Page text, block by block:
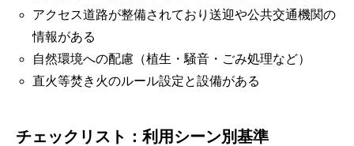
アクセス道路が整備されており送迎や公共交通機関の
情報がある
自然環境への配慮（植生・騒音・ごみ処理など）
直火等焚き火のルール設定と設備がある
チェックリスト：利用シーン別基準